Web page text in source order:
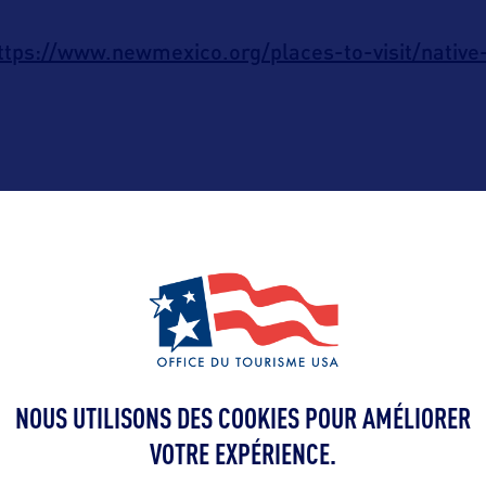
www.newmexico.org/places-to-visit/
ALLEZ PLUS LOIN
NOUS UTILISONS DES COOKIES POUR AMÉLIORER
VOTRE EXPÉRIENCE.